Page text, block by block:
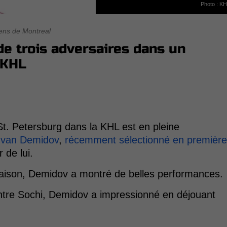
Photo :
de Montreal
trois adversaires dans un
Petersburg dans la KHL est en pleine
Demidov, récemment sélectionné en première
de lui.
Demidov a montré de belles performances.
Sochi, Demidov a impressionné en déjouant